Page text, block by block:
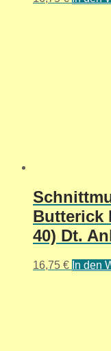
Butterick
40) Dt.
16,75 € In den